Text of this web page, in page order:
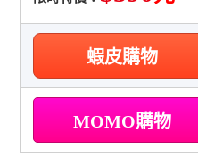
蝦皮購物
MOMO購物